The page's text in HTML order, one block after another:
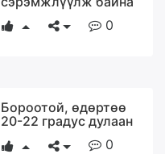
0
Бороотой, өдөртөө
20-22 градус дулаан
0